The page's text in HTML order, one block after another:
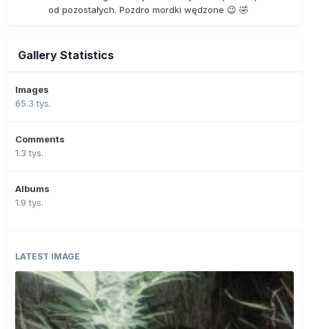
od pozostałych. Pozdro mordki wędzone 😉 🤣
Gallery Statistics
Images
65.3 tys.
Comments
1.3 tys.
Albums
1.9 tys.
LATEST IMAGE